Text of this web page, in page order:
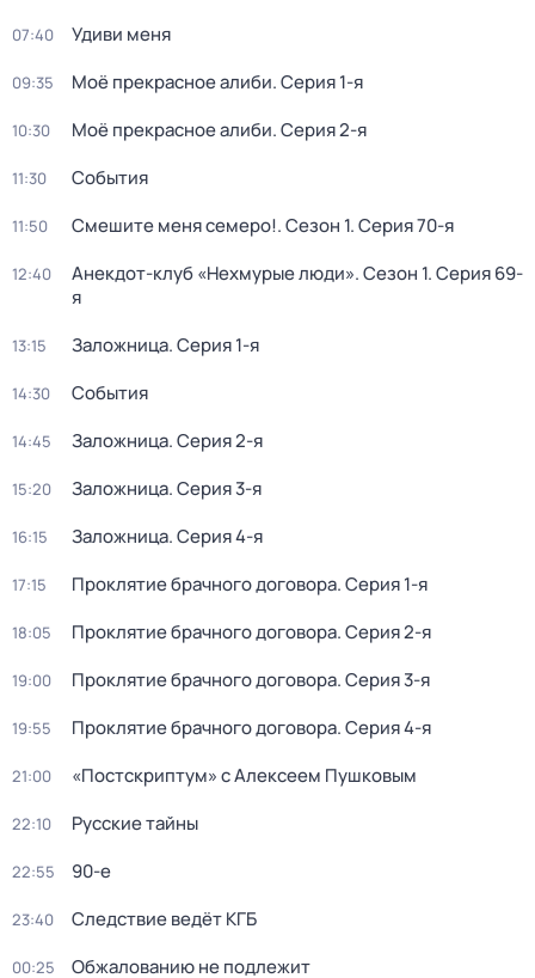
07:40 Удиви меня
09:35 Моё прекрасное алиби. Серия 1-я
10:30 Моё прекрасное алиби. Серия 2-я
11:30 События
11:50 Смешите меня семеро!. Сезон 1. Серия 70-я
12:40 Анекдот-клуб «Нехмурые люди». Сезон 1. Серия 69-
я
13:15 Заложница. Серия 1-я
14:30 События
14:45 Заложница. Серия 2-я
15:20 Заложница. Серия 3-я
16:15 Заложница. Серия 4-я
17:15 Проклятие брачного договора. Серия 1-я
18:05 Проклятие брачного договора. Серия 2-я
19:00 Проклятие брачного договора. Серия 3-я
19:55 Проклятие брачного договора. Серия 4-я
21:00 «Постскриптум» с Алексеем Пушковым
22:10 Русские тайны
22:55 90-е
23:40 Следствие ведёт КГБ
00:25 Обжалованию не подлежит